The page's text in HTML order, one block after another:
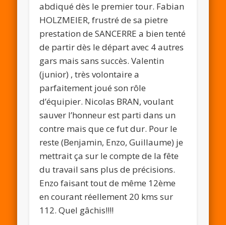
abdiqué dès le premier tour. Fabian
HOLZMEIER, frustré de sa pietre
prestation de SANCERRE a bien tenté
de partir dès le départ avec 4 autres
gars mais sans succès. Valentin
(junior) , très volontaire a
parfaitement joué son rôle
d’équipier. Nicolas BRAN, voulant
sauver l’honneur est parti dans un
contre mais que ce fut dur. Pour le
reste (Benjamin, Enzo, Guillaume) je
mettrait ça sur le compte de la fête
du travail sans plus de précisions.
Enzo faisant tout de même 12ème
en courant réellement 20 kms sur
112. Quel gâchis!!!!